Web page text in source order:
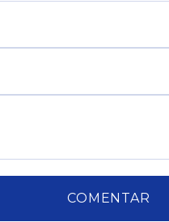
COMENTAR